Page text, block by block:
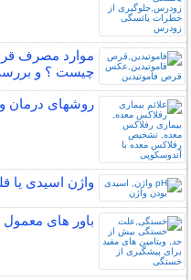
چیست ؟ و
روشهای درمان
واژن اسیدی یا
باور های